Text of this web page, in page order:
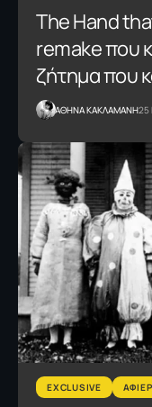
The Hand
remake που
ζήτημα που
AΘΗΝΑ ΚΑΚΛΑΜΑΝΗ25
EXCLUSIVE